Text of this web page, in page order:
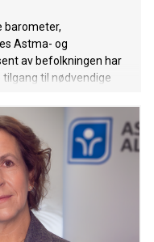
barometer,
Astma- og
av befolkningen har
til nødvendige
tillit.